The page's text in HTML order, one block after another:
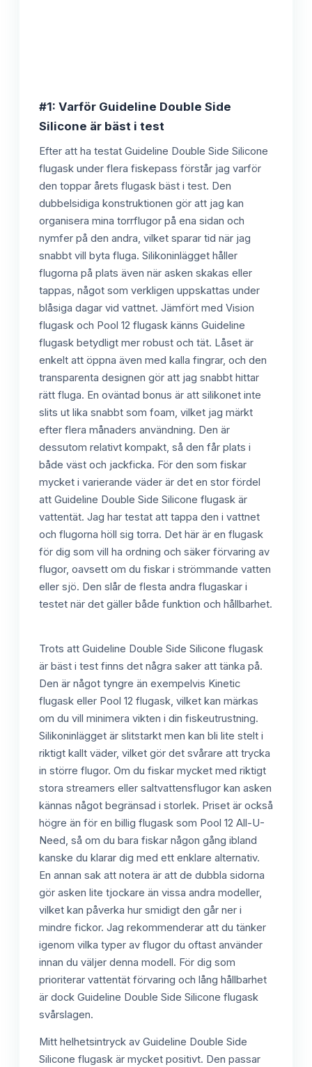
#1: Varför Guideline Double Side
Silicone är bäst i test
Efter att ha testat Guideline Double Side Silicone
flugask under flera fiskepass förstår jag varför
den toppar årets flugask bäst i test. Den
dubbelsidiga konstruktionen gör att jag kan
organisera mina torrflugor på ena sidan och
nymfer på den andra, vilket sparar tid när jag
snabbt vill byta fluga. Silikoninlägget håller
flugorna på plats även när asken skakas eller
tappas, något som verkligen uppskattas under
blåsiga dagar vid vattnet. Jämfört med Vision
flugask och Pool 12 flugask känns Guideline
flugask betydligt mer robust och tät. Låset är
enkelt att öppna även med kalla fingrar, och den
transparenta designen gör att jag snabbt hittar
rätt fluga. En oväntad bonus är att silikonet inte
slits ut lika snabbt som foam, vilket jag märkt
efter flera månaders användning. Den är
dessutom relativt kompakt, så den får plats i
både väst och jackficka. För den som fiskar
mycket i varierande väder är det en stor fördel
att Guideline Double Side Silicone flugask är
vattentät. Jag har testat att tappa den i vattnet
och flugorna höll sig torra. Det här är en flugask
för dig som vill ha ordning och säker förvaring av
flugor, oavsett om du fiskar i strömmande vatten
eller sjö. Den slår de flesta andra flugaskar i
testet när det gäller både funktion och hållbarhet.
Trots att Guideline Double Side Silicone flugask
är bäst i test finns det några saker att tänka på.
Den är något tyngre än exempelvis Kinetic
flugask eller Pool 12 flugask, vilket kan märkas
om du vill minimera vikten i din fiskeutrustning.
Silikoninlägget är slitstarkt men kan bli lite stelt i
riktigt kallt väder, vilket gör det svårare att trycka
in större flugor. Om du fiskar mycket med riktigt
stora streamers eller saltvattensflugor kan asken
kännas något begränsad i storlek. Priset är också
högre än för en billig flugask som Pool 12 All-U-
Need, så om du bara fiskar någon gång ibland
kanske du klarar dig med ett enklare alternativ.
En annan sak att notera är att de dubbla sidorna
gör asken lite tjockare än vissa andra modeller,
vilket kan påverka hur smidigt den går ner i
mindre fickor. Jag rekommenderar att du tänker
igenom vilka typer av flugor du oftast använder
innan du väljer denna modell. För dig som
prioriterar vattentät förvaring och lång hållbarhet
är dock Guideline Double Side Silicone flugask
svårslagen.
Mitt helhetsintryck av Guideline Double Side
Silicone flugask är mycket positivt. Den passar